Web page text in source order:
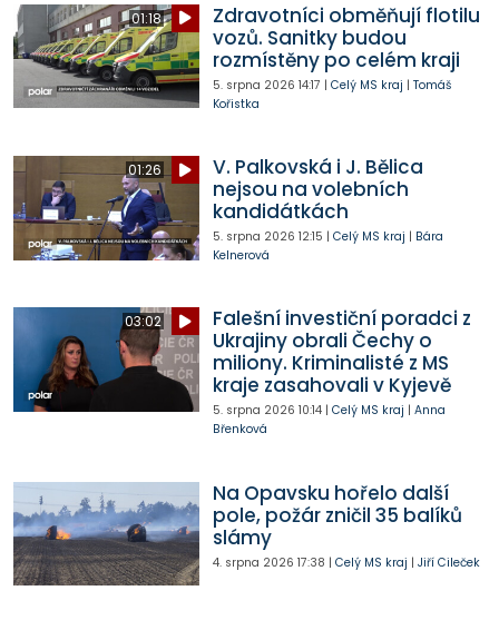
01:18
Zdravotníci obměňují flotilu
vozů. Sanitky budou
rozmístěny po celém kraji
5. srpna 2026 14:17 | Celý MS kraj | Tomáš
Kořistka
01:26
V. Palkovská i J. Bělica
nejsou na volebních
kandidátkách
5. srpna 2026 12:15 | Celý MS kraj | Bára
Kelnerová
03:02
Falešní investiční poradci z
Ukrajiny obrali Čechy o
miliony. Kriminalisté z MS
kraje zasahovali v Kyjevě
5. srpna 2026 10:14| Celý MS kraj | Anna
Břenková
Na Opavsku hořelo další
pole, požár zničil 35 balíků
slámy
4. srpna 2026 17:38 | Celý MS kraj | Jiří Cileček